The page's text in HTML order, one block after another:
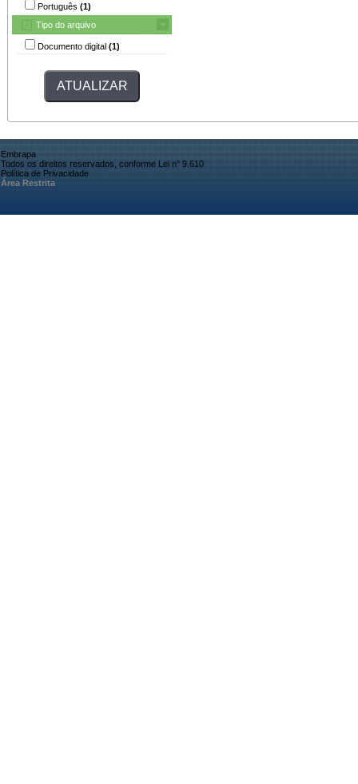
Português (1)
Tipo do arquivo
Documento digital (1)
Embrapa
Todos os direitos reservados, conforme Lei n° 9.610
Política de Privacidade
Área Restrita